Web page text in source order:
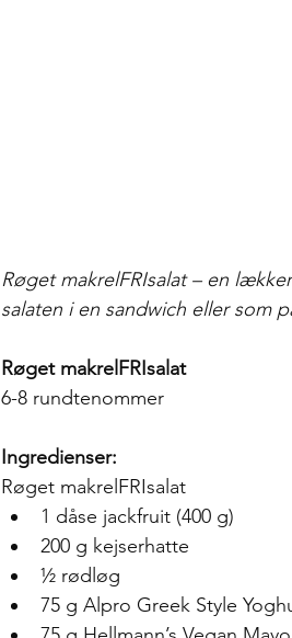
Røget makrelFRIsalat – en
salaten i en sandwich eller som
Røget makrelFRIsalat
6-8 rundtenommer
Ingredienser:
Røget makrelFRIsalat
1 dåse jackfruit (400 g)
200 g kejserhatte
½ rødløg
75 g Alpro Greek Style